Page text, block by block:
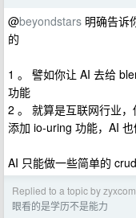
@beyondstars 明确告诉
的
1 。 譬如你让 AI 去给
功能
2 。 就算是互联网行业
添加 io-uring 功能，AI
AI 只能做一些简单的
Replied to a topic by
眼看的是学历不是能力